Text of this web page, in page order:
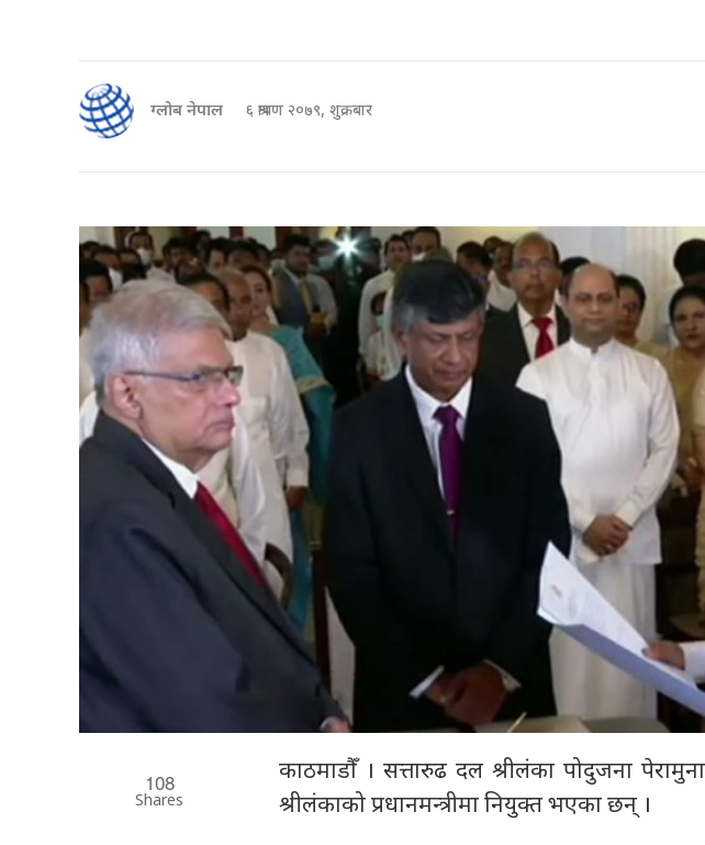
ग्लोब नेपाल ६ श्रावण २०७९, शुक्रबार
108
Shares
काठमाडौँ । सत्तारुढ दल श्रीलंका पोदुजना
श्रीलंकाको प्रधानमन्त्रीमा नियुक्त भएका छन् ।